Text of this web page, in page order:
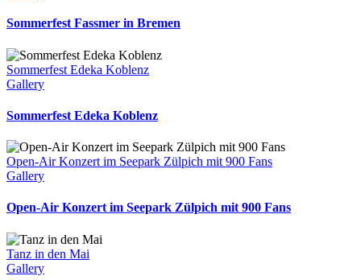
Sommerfest Fassmer in Bremen
Sommerfest Edeka Koblenz
Gallery
Sommerfest Edeka Koblenz
Open-Air Konzert im Seepark Zülpich mit 900 Fans
Gallery
Open-Air Konzert im Seepark Zülpich mit 900 Fans
Tanz in den Mai
Gallery